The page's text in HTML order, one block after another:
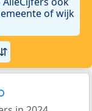
of wijk